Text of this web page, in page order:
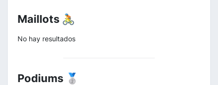
Maillots 🚴
No hay resultados
Podiums 🥈